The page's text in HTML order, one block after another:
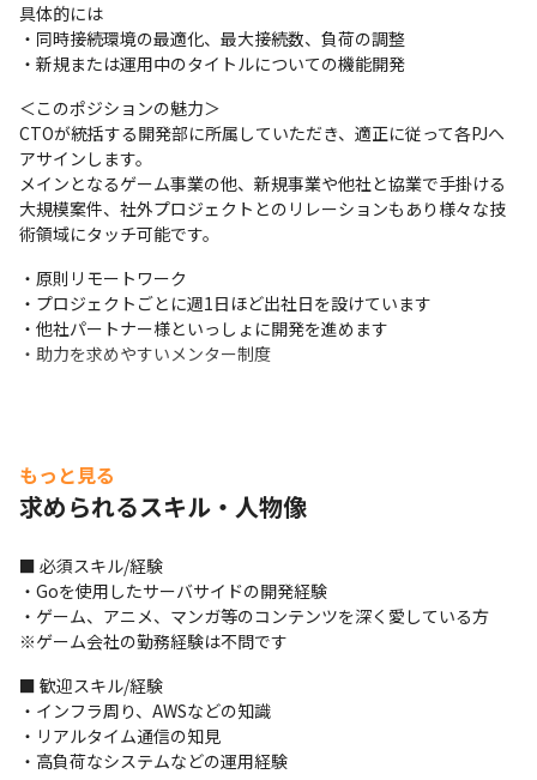
具体的には
・同時接続環境の最適化、最大接続数、負荷の調整
・新規または運用中のタイトルについての機能開発
＜このポジションの魅力＞
CTOが統括する開発部に所属していただき、適正に従って各PJへ
アサインします。
メインとなるゲーム事業の他、新規事業や他社と協業で手掛ける
大規模案件、社外プロジェクトとのリレーションもあり様々な技
術領域にタッチ可能です。
・原則リモートワーク
・プロジェクトごとに週1日ほど出社日を設けています
・他社パートナー様といっしょに開発を進めます
・助力を求めやすいメンター制度
もっと見る
求められるスキル・人物像
■ 必須スキル/経験
・Goを使用したサーバサイドの開発経験
・ゲーム、アニメ、マンガ等のコンテンツを深く愛している方
※ゲーム会社の勤務経験は不問です
■ 歓迎スキル/経験
・インフラ周り、AWSなどの知識
・リアルタイム通信の知見
・高負荷なシステムなどの運用経験